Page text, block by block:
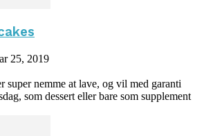
25, 2019
super nemme at lave, og vil med garanti
som dessert eller bare som supplement